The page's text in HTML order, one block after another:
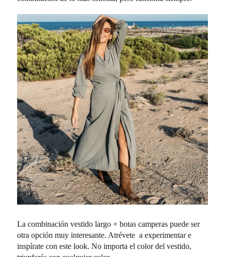
La combinación vestido largo + botas camperas puede ser
otra opción muy interesante. Atrévete a experimentar e
inspírate con este look. No importa el color del vestido,